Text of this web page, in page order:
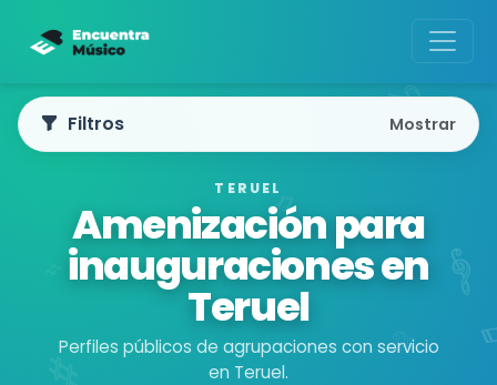
TERUEL
Amenización para
inauguraciones en
Teruel
Perfiles públicos de agrupaciones con servicio
en Teruel.
Filtros Mostrar